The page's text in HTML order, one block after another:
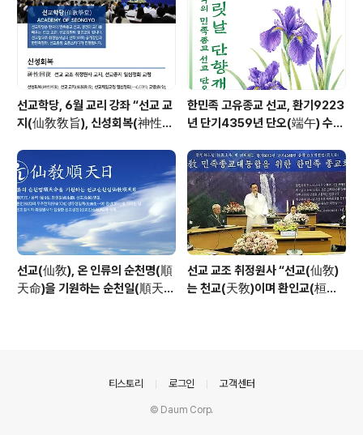
선교학당, 6월 교리 강좌 “선교 교
지(仙敎敎旨), 신성회복(神性回
열린학당
한민족 고유종교 선교, 환기9223
년 단기4359년 단오(端午) 수릿
사님 신성교화법문
선교(仙敎), 온 인류의 순천명(順
天命)을 기원하는 순천일(順天
선교 교조 취정원사 “선교(仙敎)
는 천교(天敎)이며 환인교(桓因
티스토리 로그인 고객센터
© Daum Corp.